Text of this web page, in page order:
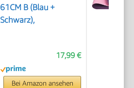
61CM B (Blau +
Schwarz),
17,99 €
Bei Amazon ansehen